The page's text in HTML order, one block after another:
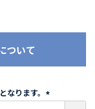
ついて
ります。